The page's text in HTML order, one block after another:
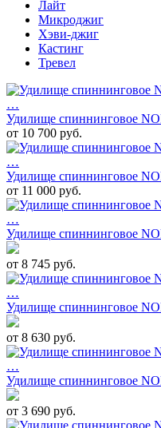
Лайт
Микроджиг
Хэви-джиг
Кастинг
Тревел
…
Удилище спиннинговое
от 10 700 руб.
…
Удилище спиннинговое
от 11 000 руб.
…
Удилище спиннинговое
от 8 745 руб.
…
Удилище спиннинговое
от 8 630 руб.
…
Удилище спиннинговое
от 3 690 руб.